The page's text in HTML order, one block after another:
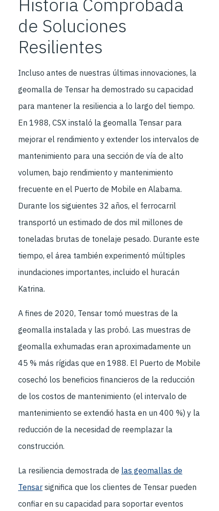
Historia Comprobada
de Soluciones
Resilientes
Incluso antes de nuestras últimas innovaciones, la
geomalla de Tensar ha demostrado su capacidad
para mantener la resiliencia a lo largo del tiempo.
En 1988, CSX instaló la geomalla Tensar para
mejorar el rendimiento y extender los intervalos de
mantenimiento para una sección de vía de alto
volumen, bajo rendimiento y mantenimiento
frecuente en el Puerto de Mobile en Alabama.
Durante los siguientes 32 años, el ferrocarril
transportó un estimado de dos mil millones de
toneladas brutas de tonelaje pesado. Durante este
tiempo, el área también experimentó múltiples
inundaciones importantes, incluido el huracán
Katrina.
A fines de 2020, Tensar tomó muestras de la
geomalla instalada y las probó. Las muestras de
geomalla exhumadas eran aproximadamente un
45 % más rígidas que en 1988. El Puerto de Mobile
cosechó los beneficios financieros de la reducción
de los costos de mantenimiento (el intervalo de
mantenimiento se extendió hasta en un 400 %) y la
reducción de la necesidad de reemplazar la
construcción.
La resiliencia demostrada de las geomallas de
Tensar significa que los clientes de Tensar pueden
confiar en su capacidad para soportar eventos